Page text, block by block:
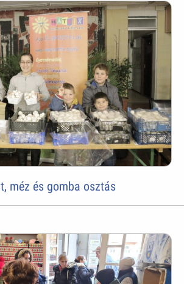
méz és gomba osztás